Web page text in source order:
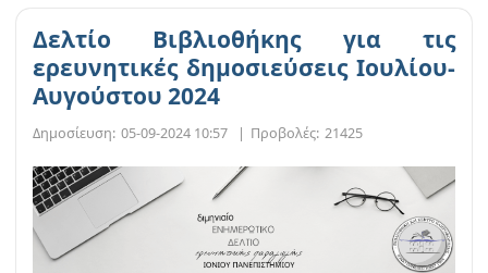
Δελτίο Βιβλιοθήκης για τις
ερευνητικές δημοσιεύσεις Ιουλίου-
Αυγούστου 2024
Δημοσίευση: 05-09-2024 10:57 | Προβολές: 21425